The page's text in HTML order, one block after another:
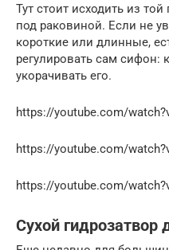
Тут стоит исходить из
под раковиной. Если не
короткие или длинные,
регулировать сам сифон:
укорачивать его.
https://youtube.com/
https://youtube.com/
https://youtube.com/
Сухой гидрозатвор